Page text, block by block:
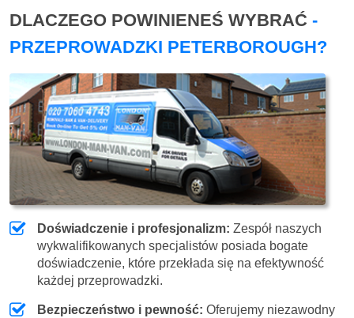
DLACZEGO POWINIENEŚ WYBRAĆ -
PRZEPROWADZKI PETERBOROUGH?
Doświadczenie i profesjonalizm: Zespół naszych
wykwalifikowanych specjalistów posiada bogate
doświadczenie, które przekłada się na efektywność
każdej przeprowadzki.
Bezpieczeństwo i pewność: Oferujemy niezawodny